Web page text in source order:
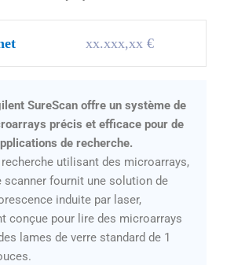
xx.xxx,xx €
SureScan offre un système de
précis et efficace pour de
de recherche.
utilisant des microarrays,
scanner fournit une solution de
induite par laser,
conçue pour lire des microarrays
lames de verre standard de 1